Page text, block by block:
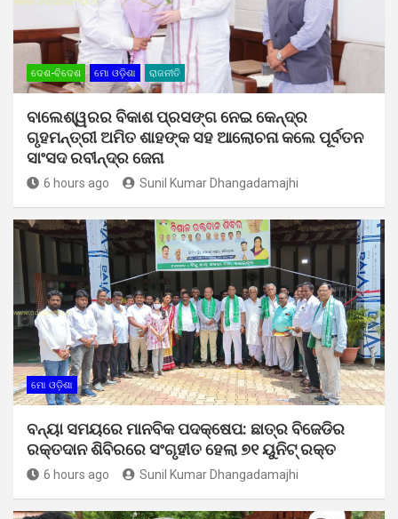
ଦେଶ-ବିଦେଶ ମୋ ଓଡ଼ିଶା ରାଜନୀତି
ବାଲେଶ୍ୱରର ବିକାଶ ପ୍ରସଙ୍ଗ ନେଇ କେନ୍ଦ୍ର
ଗୃହମନ୍ତ୍ରୀ ଅମିତ ଶାହଙ୍କ ସହ ଆଲୋଚନା କଲେ ପୂର୍ବତନ
ସାଂସଦ ରବୀନ୍ଦ୍ର ଜେନା
6 hours ago Sunil Kumar Dhangadamajhi
ମୋ ଓଡ଼ିଶା
ବନ୍ୟା ସମୟରେ ମାନବିକ ପଦକ୍ଷେପ: ଛାତ୍ର ବିଜେଡିର
ରକ୍ତଦାନ ଶିବିରରେ ସଂଗୃହୀତ ହେଲା ୭୧ ୟୁନିଟ୍ ରକ୍ତ
6 hours ago Sunil Kumar Dhangadamajhi